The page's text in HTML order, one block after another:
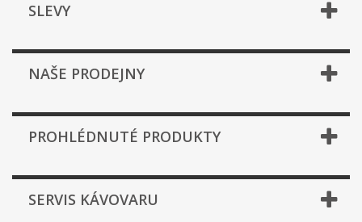
SLEVY
NAŠE PRODEJNY
PROHLÉDNUTÉ PRODUKTY
SERVIS KÁVOVARU